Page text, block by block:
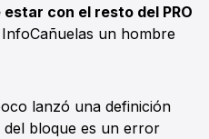
con el resto del PRO
un hombre
lanzó una definición
del bloque es un error